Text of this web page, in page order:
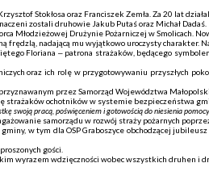
Stokłosa oraz Franciszek Zemła. Za 20 lat
zostali druhowie Jakub Putaś oraz Michał Dadaś.
Młodzieżowej Drużynie Pożarniczej w Smolicach.
nadającą mu wyjątkowo uroczysty charakter.
Floriana – patrona strażaków, będącego
oraz ich rolę w przygotowywaniu przyszłych
przez Samorząd Województwa
strażaków ochotników w systemie bezpieczeństwa
pracą, poświęceniem i gotowością do niesienia
samorządu w rozwój straży pożarnych
w tym dla OSP Graboszyce obchodzącej
gości.
wyrazem wdzięczności wobec wszystkich druhen i